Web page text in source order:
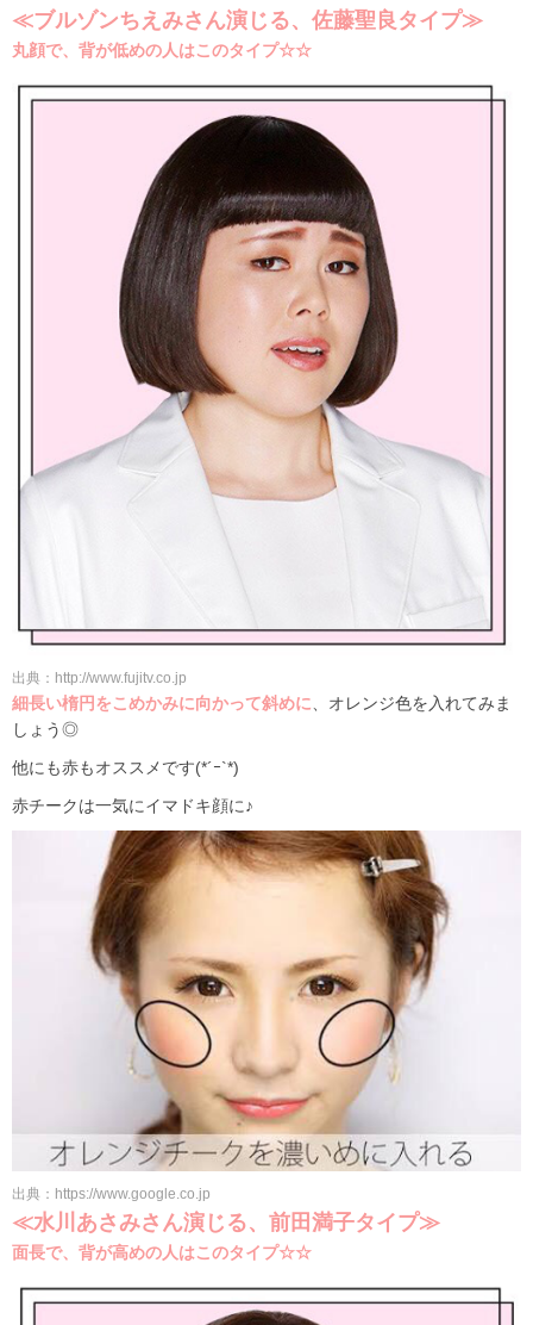
≪ブルゾンちえみさん演じる、佐藤聖良タイプ≫
丸顔で、背が低めの人はこのタイプ☆☆
出典：http://www.fujitv.co.jp
細長い楕円をこめかみに向かって斜めに、オレンジ色を入れてみま
しょう◎
他にも赤もオススメです(*´ｰ`*)
赤チークは一気にイマドキ顔に♪
出典：https://www.google.co.jp
≪水川あさみさん演じる、前田満子タイプ≫
面長で、背が高めの人はこのタイプ☆☆